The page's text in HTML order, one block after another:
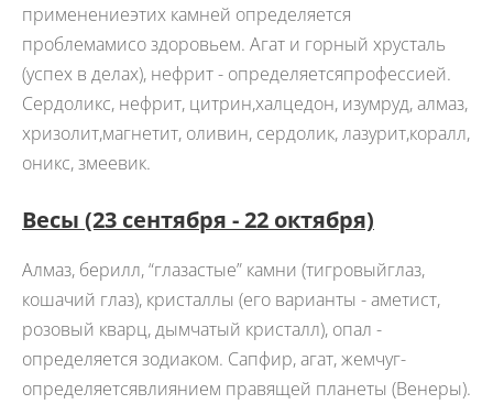
применениеэтих камней определяется
проблемамисо здоровьем. Агат и горный хрусталь
(успех в делах), нефрит - определяетсяпрофессией.
Сердоликс, нефрит, цитрин,халцедон, изумруд, алмаз,
хризолит,магнетит, оливин, сердолик, лазурит,коралл,
оникс, змеевик.
Весы (23 сентября - 22 октября)
Алмаз, берилл, “глазастые” камни (тигровыйглаз,
кошачий глаз), кристаллы (его варианты - аметист,
розовый кварц, дымчатый кристалл), опал -
определяется зодиаком. Сапфир, агат, жемчуг-
определяетсявлиянием правящей планеты (Венеры).